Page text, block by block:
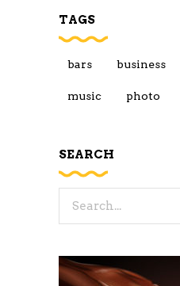
TAGS
bars business
music photo
SEARCH